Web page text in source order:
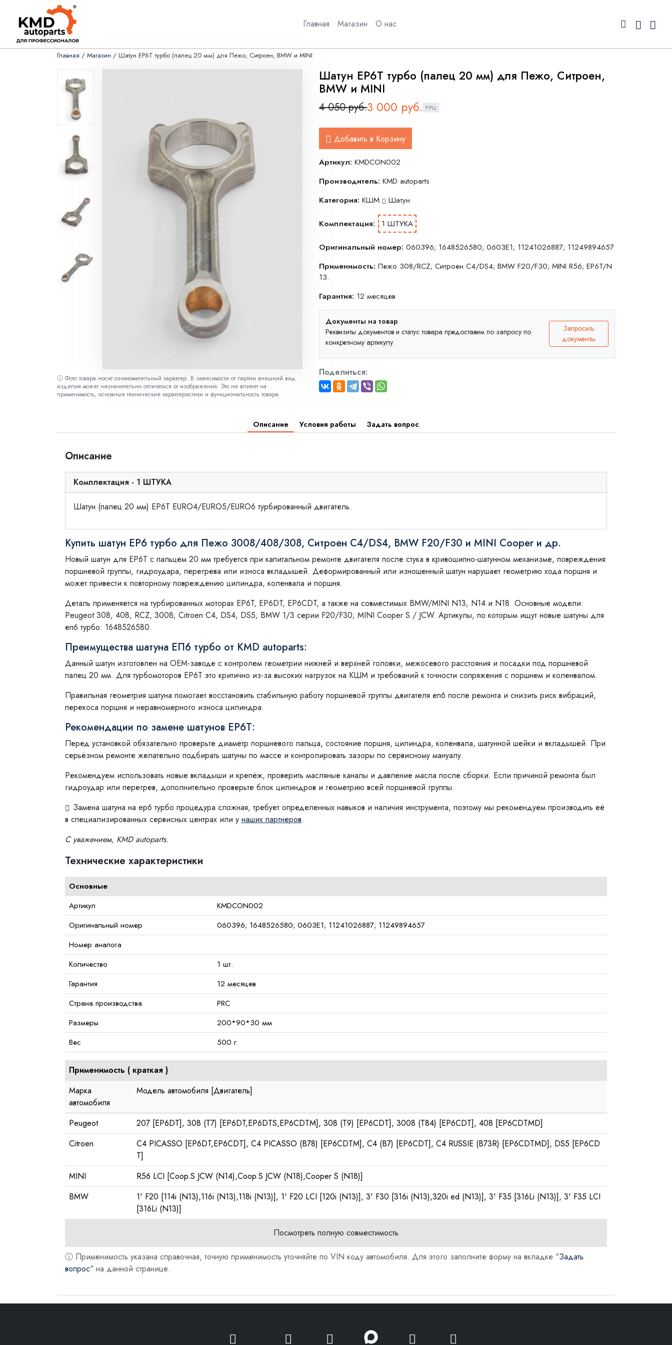
Главная Магазин О нас
Главная / Магазин / Шатун EP6T турбо (палец 20 мм) для Пежо, Ситроен, BMW и MINI
ⓘ Фото товара носит ознакомительный характер. В зависимости от партии внешний вид
изделия может незначительно отличаться от изображения. Это не влияет на
применимость, основные технические характеристики и функциональность товара.
Шатун EP6T турбо (палец 20 мм) для Пежо, Ситроен,
BMW и MINI
4 050 руб.3 000 руб. РРЦ
Добавить в Корзину
Артикул: KMDCON002
Производитель: KMD autoparts
Категория: КШМ Шатун
Комплектация: 1 ШТУКА
Оригинальный номер: 060396; 1648526580; 0603E1; 11241026887; 11249894657
Применимость: Пежо 308/RCZ; Ситроен C4/DS4; BMW F20/F30; MINI R56; EP6T/N
13.
Гарантия: 12 месяцев
Документы на товар
Реквизиты документов и статус товара предоставим по запросу по
конкретному артикулу.
Запросить
документы
Поделиться:
Описание Условия работы Задать вопрос
Описание
Комплектация - 1 ШТУКА
Шатун (палец 20 мм) EP6T EURO4/EURO5/EURO6 турбированный двигатель.
Купить шатун EP6 турбо для Пежо 3008/408/308, Ситроен С4/DS4, BMW F20/F30 и MINI Cooper и др.
Новый шатун для EP6T с пальцем 20 мм требуется при капитальном ремонте двигателя после стука в кривошипно-шатунном механизме, повреждения
поршневой группы, гидроудара, перегрева или износа вкладышей. Деформированный или изношенный шатун нарушает геометрию хода поршня и
может привести к повторному повреждению цилиндра, коленвала и поршня.
Деталь применяется на турбированных моторах EP6T, EP6DT, EP6CDT, а также на совместимых BMW/MINI N13, N14 и N18. Основные модели:
Peugeot 308, 408, RCZ, 3008; Citroen C4, DS4, DS5; BMW 1/3 серии F20/F30; MINI Cooper S / JCW. Артикулы, по которым ищут новые шатуны для
еп6 турбо: 1648526580.
Преимущества шатуна ЕП6 турбо от KMD autoparts:
Данный шатун изготовлен на OEM-заводе с контролем геометрии нижней и верхней головки, межосевого расстояния и посадки под поршневой
палец 20 мм. Для турбомоторов EP6T это критично из-за высоких нагрузок на КШМ и требований к точности сопряжения с поршнем и коленвалом.
Правильная геометрия шатуна помогает восстановить стабильную работу поршневой группы двигателя еп6 после ремонта и снизить риск вибраций,
перекоса поршня и неравномерного износа цилиндра.
Рекомендации по замене шатунов EP6T:
Перед установкой обязательно проверьте диаметр поршневого пальца, состояние поршня, цилиндра, коленвала, шатунной шейки и вкладышей. При
серьёзном ремонте желательно подбирать шатуны по массе и контролировать зазоры по сервисному мануалу.
Рекомендуем использовать новые вкладыши и крепёж, проверить масляные каналы и давление масла после сборки. Если причиной ремонта был
гидроудар или перегрев, дополнительно проверьте блок цилиндров и геометрию всей поршневой группы.
Замена шатуна на ep6 турбо процедура сложная, требует определенных навыков и наличия инструмента, поэтому мы рекомендуем производить её
в специализированных сервисных центрах или у наших партнеров.
С уважением, KMD autoparts.
Технические характеристики
Основные
Артикул
KMDCON002
Оригинальный номер
060396; 1648526580; 0603E1; 11241026887; 11249894657
Номер аналога
Количество
1 шт.
Гарантия
12 месяцев
Страна производства
PRC
Размеры
200*90*30 мм
Вес
500 г
Применимость ( краткая )
Марка
автомобиля
Модель автомобиля [Двигатель]
Peugeot
207 [EP6DT], 308 (T7) [EP6DT,EP6DTS,EP6CDTM], 308 (T9) [EP6CDT], 3008 (T84) [EP6CDT], 408 [EP6CDTMD]
Citroen
C4 PICASSO [EP6DT,EP6CDT], C4 PICASSO (B78) [EP6CDTM], C4 (B7) [EP6CDT], C4 RUSSIE (B73R) [EP6CDTMD], DS5 [EP6CD
T]
MINI
R56 LCI [Coop.S JCW (N14),Coop.S JCW (N18),Cooper S (N18)]
BMW
1' F20 [114i (N13),116i (N13),118i (N13)], 1' F20 LCI [120i (N13)], 3' F30 [316i (N13),320i ed (N13)], 3' F35 [316Li (N13)], 3' F35 LCI
[316Li (N13)]
Посмотреть полную совместимость
ⓘ Применимость указана справочная, точную применимость уточняйте по VIN коду автомобиля. Для этого заполните форму на вкладке "Задать
вопрос" на данной странице.